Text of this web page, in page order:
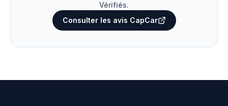
Vérifiés.
Consulter les avis CapCar